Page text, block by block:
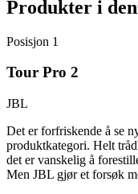
Produkter i
Posisjon 1
Tour Pro 2
JBL
Det er forfriskende å se
produktkategori. Helt
det er vanskelig å
Men JBL gjør et forsøk